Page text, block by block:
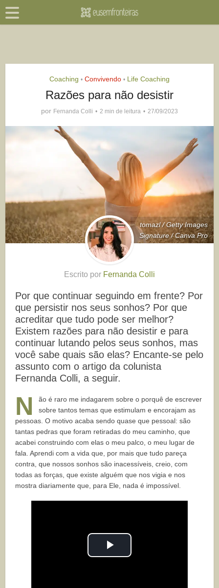
Coaching • Convivendo • Life Coaching
Razões para não desistir
por Fernanda Colli 2 min de leitura 27/09/2023
tomazl / Getty Images
Signature / Canva Pro
Escrito por Fernanda Colli
Por que continuar seguindo em frente? Por
que persistir nos seus sonhos? Por que
acreditar que tudo pode ser melhor?
Existem razões para não desistir e para
continuar lutando pelos seus sonhos, mas
você sabe quais são elas? Encante-se pelo
assunto com o artigo da colunista
Fernanda Colli, a seguir.
N
ão é raro me indagarem sobre o porquê de escrever
sobre tantos temas que estimulam e encorajam as
pessoas. O motivo acaba sendo quase que pessoal: são
tantas pedras que foram retiradas do meu caminho, que
acabei construindo com elas o meu palco, o meu lugar de
fala. Aprendi com a vida que, por mais que tudo pareça
contra, que nossos sonhos são inacessíveis, creio, com
todas as forças, que existe alguém que nos vigia e nos
mostra diariamente que, para Ele, nada é impossível.
Play